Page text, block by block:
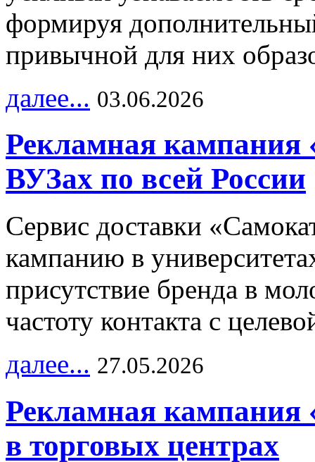
формируя
привычной для них
далее... 03.06.2026
Рекламная кампания
ВУЗах по всей России
Сервис доставки
кампанию в
присутствие бренда в
частоту контакта с
далее... 27.05.2026
Рекламная кампания
в торговых центрах